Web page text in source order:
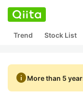
Trend Stock List
infoMore than 5